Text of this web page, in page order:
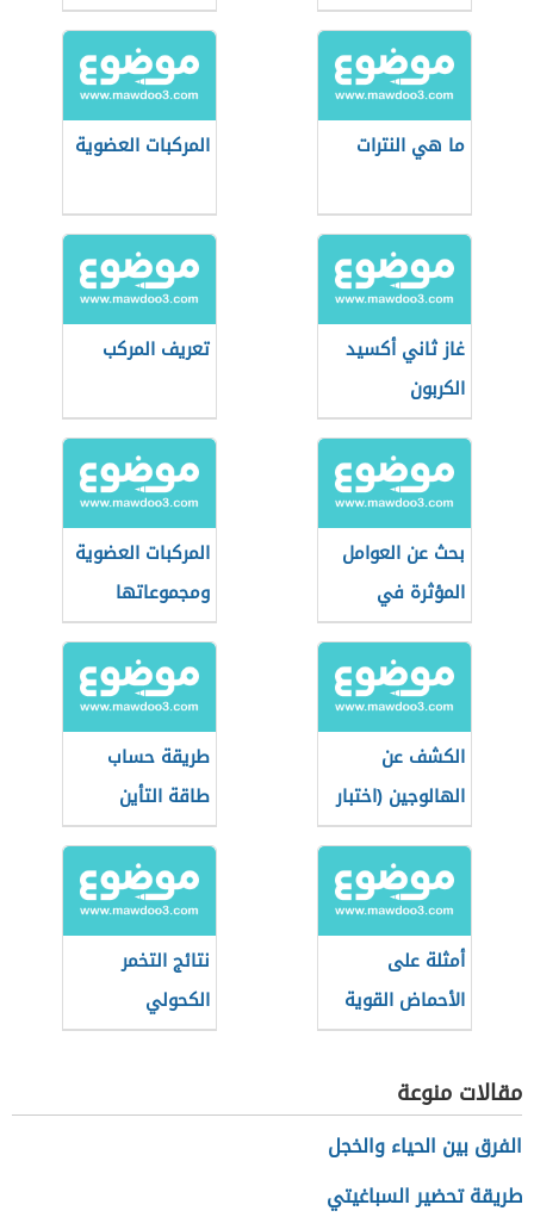
ما هي النترات المركبات العضوية
غاز ثاني أكسيد
الكربون
تعريف المركب
بحث عن العوامل
المؤثرة في
الذوبان
المركبات العضوية
ومجموعاتها
الوظيفية
الكشف عن
الهالوجين (اختبار
بيلشتاين)
طريقة حساب
طاقة التأين
أمثلة على
الأحماض القوية
والضعيفة
نتائج التخمر
الكحولي
مقالات منوعة
الفرق بين الحياء والخجل
طريقة تحضير السباغيتي